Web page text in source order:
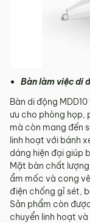
Bàn làm việc di
Bàn di động
ưu cho phòng họp,
mà còn mang đến
linh hoạt với bánh
dáng hiện đại giúp
Mặt bàn chất
ẩm mốc và cong
điện chống gỉ sét,
Sản phẩm còn
chuyển linh hoạt